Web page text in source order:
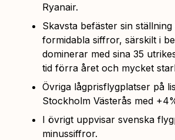
Ryanair.
Skavsta befäster sin
formidabla siffror, särskilt i
dominerar med sina 35
tid förra året och mycket
Övriga lågprisflygplatser på
Stockholm Västerås med
I övrigt uppvisar svenska
minussiffror.